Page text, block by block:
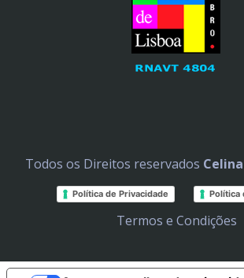
Todos os Direitos reservados
Política de Privacidade Política
Termos e Condições